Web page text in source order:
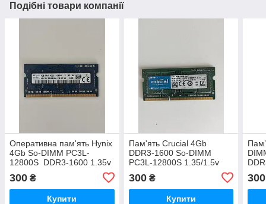
Подібні товари компанії
Оперативна пам'ять Hynix
4Gb So-DIMM PC3L-
12800S DDR3-1600 1.35v
(HMT451S6BFR8A-PB)
300 ₴
Купити
Пам'ять Crucial 4Gb
DDR3-1600 So-DIMM
PC3L-12800S 1.35/1.5v
300₴
Купити
300